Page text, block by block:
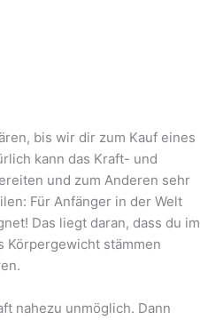
bis wir dir zum Kauf eines
kann das Kraft- und
und zum Anderen sehr
Für Anfänger in der Welt
Das liegt daran, dass du im
Körpergewicht stämmen
nahezu unmöglich. Dann